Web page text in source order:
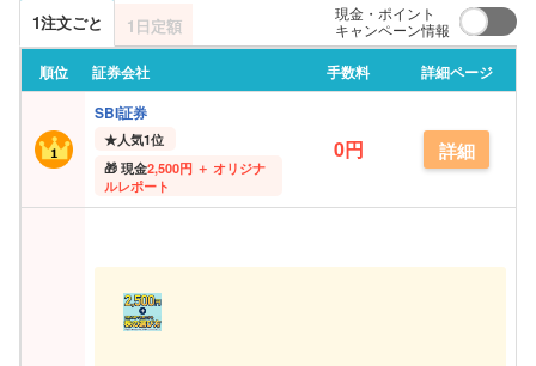
1注文ごと 1日定額
現金・ポイント
キャンペーン情報
順位 証券会社 手数料
詳細ページ
SBI証券
★人気1位
現金2,500円 ＋ オリジナ
ルレポート
0円 詳細